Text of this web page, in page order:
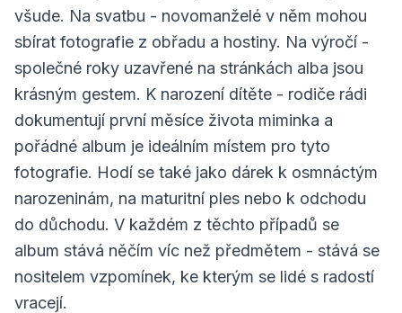
všude. Na svatbu - novomanželé v něm mohou
sbírat fotografie z obřadu a hostiny. Na výročí -
společné roky uzavřené na stránkách alba jsou
krásným gestem. K narození dítěte - rodiče rádi
dokumentují první měsíce života miminka a
pořádné album je ideálním místem pro tyto
fotografie. Hodí se také jako dárek k osmnáctým
narozeninám, na maturitní ples nebo k odchodu
do důchodu. V každém z těchto případů se
album stává něčím víc než předmětem - stává se
nositelem vzpomínek, ke kterým se lidé s radostí
vracejí.